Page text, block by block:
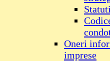
Oneri
imprese